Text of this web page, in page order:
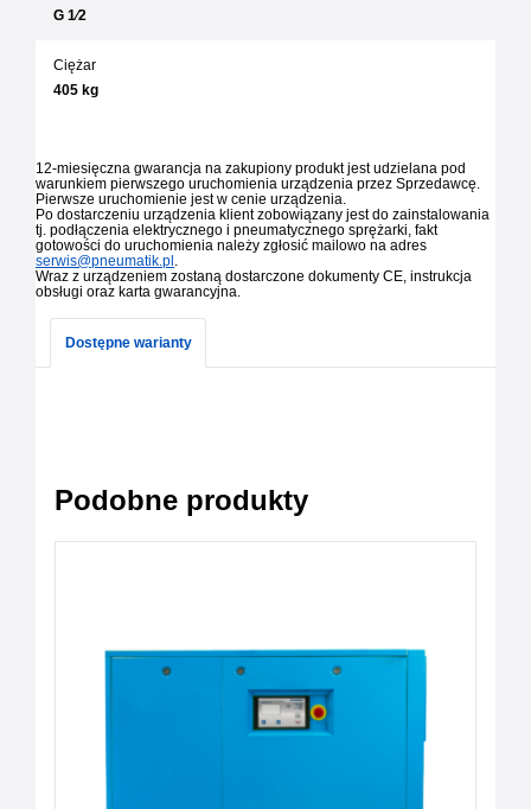
G 1⁄2
Ciężar
405 kg
12-miesięczna gwarancja na zakupiony produkt jest udzielana pod
warunkiem pierwszego uruchomienia urządzenia przez Sprzedawcę.
Pierwsze uruchomienie jest w cenie urządzenia.
Po dostarczeniu urządzenia klient zobowiązany jest do zainstalowania
tj. podłączenia elektrycznego i pneumatycznego sprężarki, fakt
gotowości do uruchomienia należy zgłosić mailowo na adres
serwis@pneumatik.pl .
Wraz z urządzeniem zostaną dostarczone dokumenty CE, instrukcja
obsługi oraz karta gwarancyjna.
Dostępne warianty
Podobne produkty